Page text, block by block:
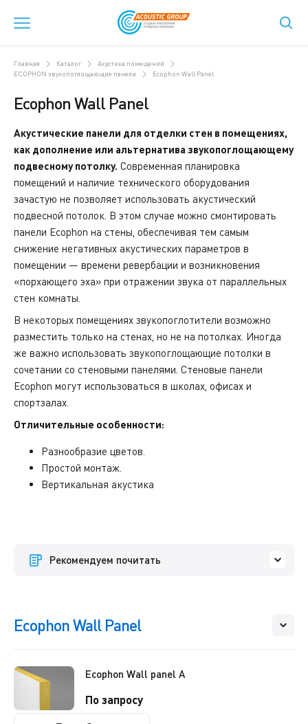
Главная Каталог
Акустика помещений
ECOPHON звукопоглощающие панели
Ecophon Wall Panel
Ecophon Wall Panel
Акустические панели для отделки стен в помещениях,
как дополнение или альтернатива звукопоглощающему
подвесному потолку. Современная планировка
помещений и наличие технического оборудования
зачастую не позволяет использовать акустический
подвесной потолок. В этом случае можно смонтировать
панели Ecophon на стены, обеспечивая тем самым
снижение негативных акустических параметров в
помещении — времени ревербации и возникновения
«порхающего эха» при отражении звука от параллельных
стен комнаты.
В некоторых помещениях звукопоглотители возможно
разместить только на стенах, но не на потолках. Иногда
же важно использовать звукопоглощающие потолки в
сочетании со стеновыми панелями. Стеновые панели
Ecophon могут использоваться в школах, офисах и
спортзалах.
Отличительные особенности:
Разнообразие цветов.
Простой монтаж.
Вертикальная акустика
Рекомендуем почитать
Ecophon Wall Panel
Ecophon Wall panel A
По запросу